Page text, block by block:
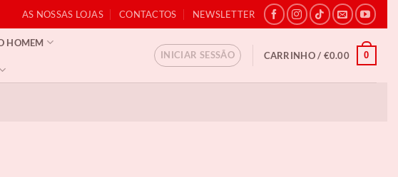
AS NOSSAS LOJAS CONTACTOS NEWSLETTER
HOMEM
INICIAR SESSÃO CARRINHO / €0.00 0